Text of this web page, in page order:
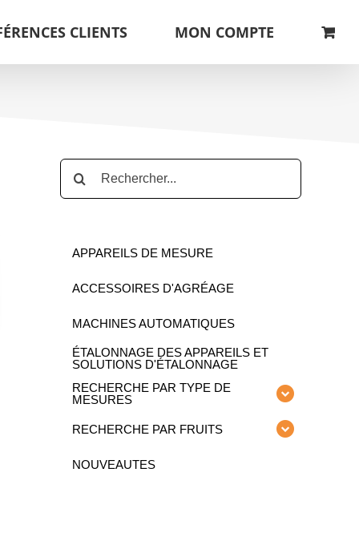
CLIENTS MON COMPTE
APPAREILS DE MESURE
ACCESSOIRES D'AGRÉAGE
MACHINES AUTOMATIQUES
ÉTALONNAGE DES APPAREILS ET
SOLUTIONS D'ÉTALONNAGE
RECHERCHE PAR TYPE DE
MESURES
RECHERCHE PAR FRUITS
NOUVEAUTES